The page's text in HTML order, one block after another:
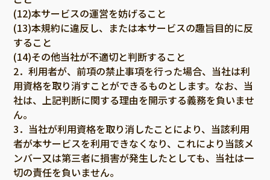
(12)本サービスの運営を妨げること
(13)本規約に違反し、または本サービスの趣旨目的に反
すること
(14)その他当社が不適切と判断すること
2．利用者が、前項の禁止事項を行った場合、当社は利
用資格を取り消すことができるものとします。なお、当
社は、上記判断に関する理由を開示する義務を負いませ
ん。
3．当社が利用資格を取り消したことにより、当該利用
者が本サービスを利用できなくなり、これにより当該メ
ンバー又は第三者に損害が発生したとしても、当社は一
切の責任を負いません。